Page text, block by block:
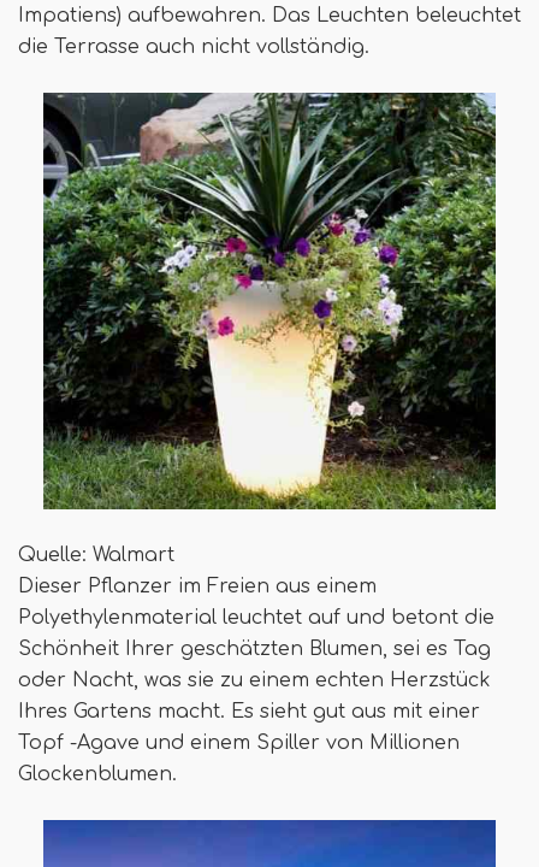
Impatiens) aufbewahren. Das Leuchten beleuchtet
die Terrasse auch nicht vollständig.
Quelle: Walmart
Dieser Pflanzer im Freien aus einem
Polyethylenmaterial leuchtet auf und betont die
Schönheit Ihrer geschätzten Blumen, sei es Tag
oder Nacht, was sie zu einem echten Herzstück
Ihres Gartens macht. Es sieht gut aus mit einer
Topf -Agave und einem Spiller von Millionen
Glockenblumen.